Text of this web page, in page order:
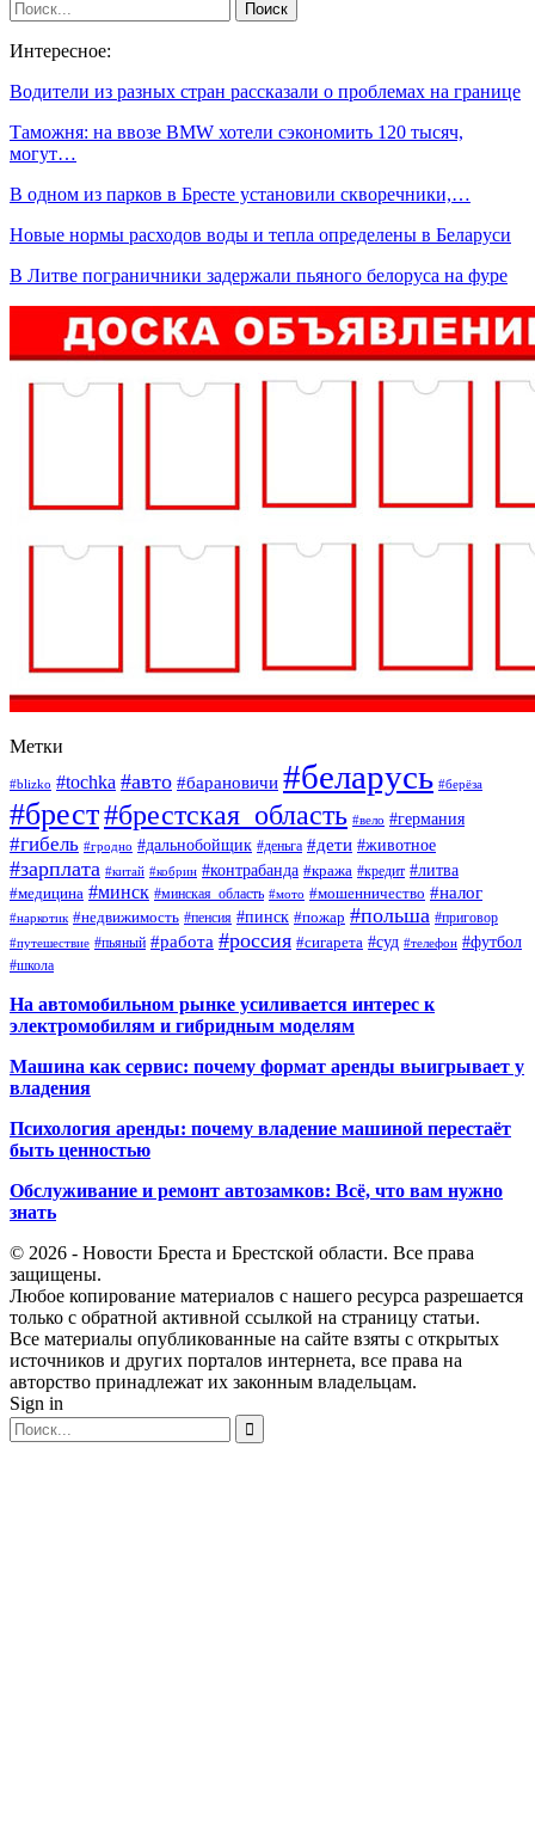
Интересное:
Водители из разных стран рассказали о проблемах на границе
Таможня: на ввозе BMW хотели сэкономить 120 тысяч,
могут…
В одном из парков в Бресте установили скворечники,…
Новые нормы расходов воды и тепла определены в Беларуси
В Литве пограничники задержали пьяного белоруса на фуре
Метки
#blizko #tochka #авто #барановичи #беларусь #берёза
#брест#брестская_область #вело #германия
#гибель #гродно #дальнобойщик #деньга #дети #животное
#зарплата #китай #кобрин #контрабанда #кража #кредит #литва
#медицина #минск #минская_область #мото #мошенничество #налог
#наркотик #недвижимость #пенсия #пинск #пожар #польша #приговор
#путешествие #пьяный #работа #россия #сигарета #суд #телефон #футбол
#школа
На автомобильном рынке усиливается интерес к
электромобилям и гибридным моделям
Машина как сервис: почему формат аренды выигрывает у
владения
Психология аренды: почему владение машиной перестаёт
быть ценностью
Обслуживание и ремонт автозамков: Всё, что вам нужно
знать
© 2026 - Новости Бреста и Брестской области. Все права
защищены.
Любое копирование материалов с нашего ресурса разрешается
только с обратной активной ссылкой на страницу статьи.
Все материалы опубликованные на сайте взяты с открытых
источников и других порталов интернета, все права на
авторство принадлежат их законным владельцам.
Sign in